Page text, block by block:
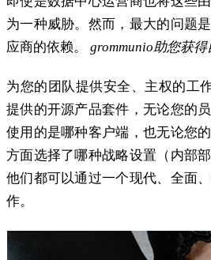
为一种威胁。然而，最大的问题
应商的依赖。 grommunio助您获得
为您的团队提供安全、主权的工
提供的开源产品套件，无论您的
使用的是哪种客户端，也无论您
方面选择了哪种战略设置（内部
他们都可以通过一个现代、全面
作。